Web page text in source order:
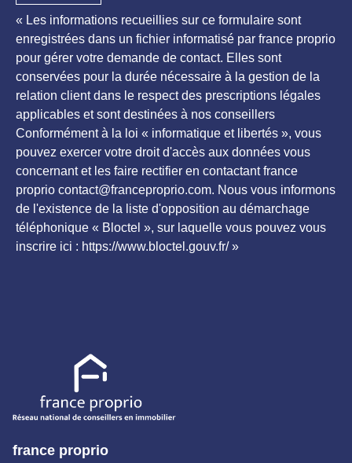
« Les informations recueillies sur ce formulaire sont
enregistrées dans un fichier informatisé par france proprio
pour gérer votre demande de contact. Elles sont
conservées pour la durée nécessaire à la gestion de la
relation client dans le respect des prescriptions légales
applicables et sont destinées à nos conseillers
Conformément à la loi « informatique et libertés », vous
pouvez exercer votre droit d'accès aux données vous
concernant et les faire rectifier en contactant france
proprio contact@franceproprio.com. Nous vous informons
de l'existence de la liste d'opposition au démarchage
téléphonique « Bloctel », sur laquelle vous pouvez vous
inscrire ici : https://www.bloctel.gouv.fr/ »
france proprio